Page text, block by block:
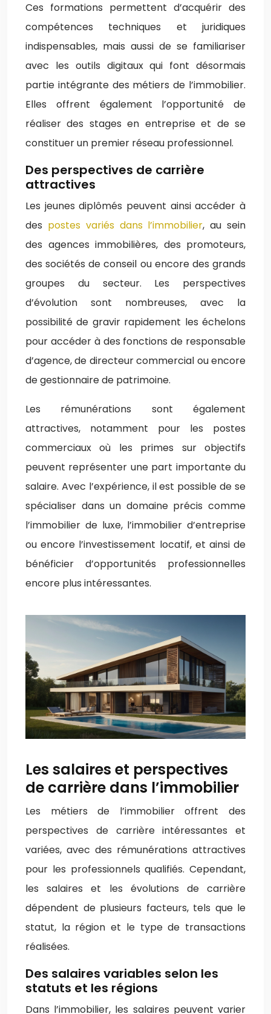
Ces formations permettent d’acquérir des
compétences techniques et juridiques
indispensables, mais aussi de se familiariser
avec les outils digitaux qui font désormais
partie intégrante des métiers de l’immobilier.
Elles offrent également l’opportunité de
réaliser des stages en entreprise et de se
constituer un premier réseau professionnel.
Des perspectives de carrière
attractives
Les jeunes diplômés peuvent ainsi accéder à
des postes variés dans l’immobilier, au sein
des agences immobilières, des promoteurs,
des sociétés de conseil ou encore des grands
groupes du secteur. Les perspectives
d’évolution sont nombreuses, avec la
possibilité de gravir rapidement les échelons
pour accéder à des fonctions de responsable
d’agence, de directeur commercial ou encore
de gestionnaire de patrimoine.
Les rémunérations sont également
attractives, notamment pour les postes
commerciaux où les primes sur objectifs
peuvent représenter une part importante du
salaire. Avec l’expérience, il est possible de se
spécialiser dans un domaine précis comme
l’immobilier de luxe, l’immobilier d’entreprise
ou encore l’investissement locatif, et ainsi de
bénéficier d’opportunités professionnelles
encore plus intéressantes.
Les salaires et perspectives
de carrière dans l’immobilier
Les métiers de l’immobilier offrent des
perspectives de carrière intéressantes et
variées, avec des rémunérations attractives
pour les professionnels qualifiés. Cependant,
les salaires et les évolutions de carrière
dépendent de plusieurs facteurs, tels que le
statut, la région et le type de transactions
réalisées.
Des salaires variables selon les
statuts et les régions
Dans l’immobilier, les salaires peuvent varier